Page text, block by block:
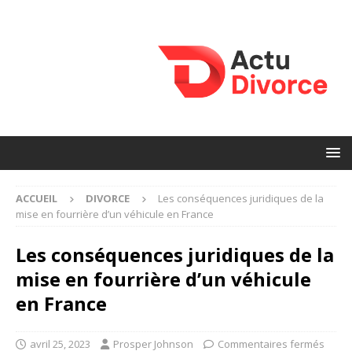
ACCUEIL DIVORCE
Les conséquences juridiques de la
mise en fourrière d’un véhicule en France
Les conséquences juridiques de la
mise en fourrière d’un véhicule
en France
avril 25, 2023 Prosper Johnson Commentaires fermés